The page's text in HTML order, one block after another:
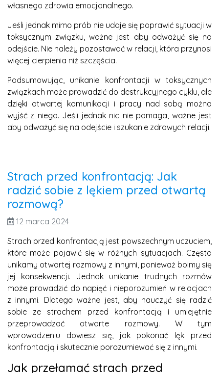
własnego zdrowia emocjonalnego.
Jeśli jednak mimo prób nie udaje się poprawić sytuacji w
toksycznym związku, ważne jest aby odważyć się na
odejście. Nie należy pozostawać w relacji, która przynosi
więcej cierpienia niż szczęścia.
Podsumowując, unikanie konfrontacji w toksycznych
związkach może prowadzić do destrukcyjnego cyklu, ale
dzięki otwartej komunikacji i pracy nad sobą można
wyjść z niego. Jeśli jednak nic nie pomaga, ważne jest
aby odważyć się na odejście i szukanie zdrowych relacji.
Strach przed konfrontacją: Jak
radzić sobie z lękiem przed otwartą
rozmową?
12 marca 2024
Strach przed konfrontacją jest powszechnym uczuciem,
które może pojawić się w różnych sytuacjach. Często
unikamy otwartej rozmowy z innymi, ponieważ boimy się
jej konsekwencji. Jednak unikanie trudnych rozmów
może prowadzić do napięć i nieporozumień w relacjach
z innymi. Dlatego ważne jest, aby nauczyć się radzić
sobie ze strachem przed konfrontacją i umiejętnie
przeprowadzać otwarte rozmowy. W tym
wprowadzeniu dowiesz się, jak pokonać lęk przed
konfrontacją i skutecznie porozumiewać się z innymi.
Jak przełamać strach przed